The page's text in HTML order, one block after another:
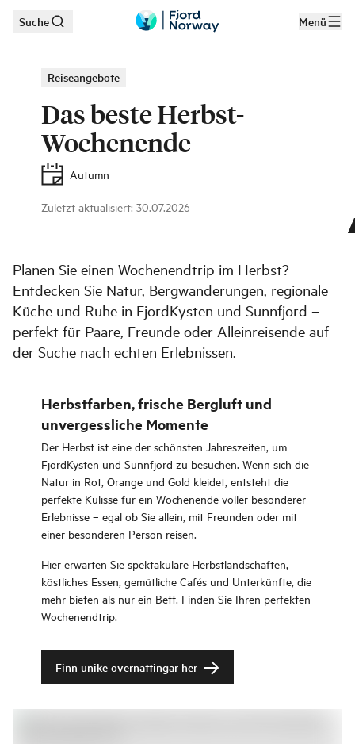
Zum Hauptinhalt
Suche Menü
Reiseangebote
Das beste Herbst-
Wochenende
Autumn
Zuletzt aktualisiert: 30.07.2026
Planen Sie einen Wochenendtrip im Herbst?
Entdecken Sie Natur, Bergwanderungen, regionale
Küche und Ruhe in FjordKysten und Sunnfjord –
perfekt für Paare, Freunde oder Alleinreisende auf
der Suche nach echten Erlebnissen.
Herbstfarben, frische Bergluft und
unvergessliche Momente
Der Herbst ist eine der schönsten Jahreszeiten, um
FjordKysten und Sunnfjord zu besuchen. Wenn sich die
Natur in Rot, Orange und Gold kleidet, entsteht die
perfekte Kulisse für ein Wochenende voller besonderer
Erlebnisse – egal ob Sie allein, mit Freunden oder mit
einer besonderen Person reisen.
Hier erwarten Sie spektakuläre Herbstlandschaften,
köstliches Essen, gemütliche Cafés und Unterkünfte, die
mehr bieten als nur ein Bett. Finden Sie Ihren perfekten
Wochenendtrip.
Finn unike overnattingar her